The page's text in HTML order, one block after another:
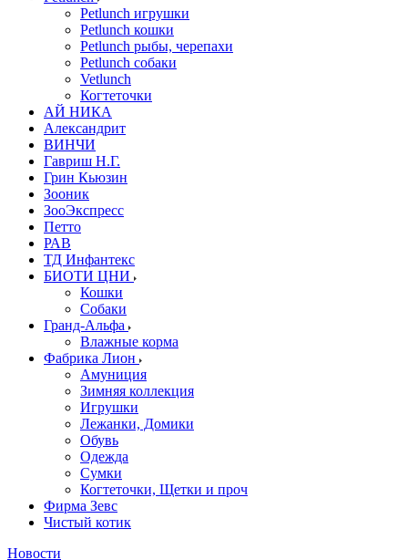
Petlunch игрушки
Petlunch кошки
Petlunch рыбы, черепахи
Petlunch собаки
Vetlunch
Когтеточки
АЙ НИКА
Александрит
ВИНЧИ
Гавриш Н.Г.
Грин Кьюзин
Зооник
ЗооЭкспресс
Петто
РАВ
ТД Инфантекс
БИОТИ ЦНИ
Кошки
Собаки
Гранд-Альфа
Влажные корма
Фабрика Лион
Амуниция
Зимняя коллекция
Игрушки
Лежанки, Домики
Обувь
Одежда
Сумки
Когтеточки, Щетки и проч
Фирма Зевс
Чистый котик
Новости